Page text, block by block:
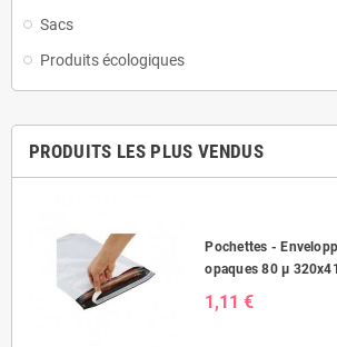
Sacs
Produits écologiques
PRODUITS LES PLUS VENDUS
Pochettes -
opaques 80 µ
1,11 €